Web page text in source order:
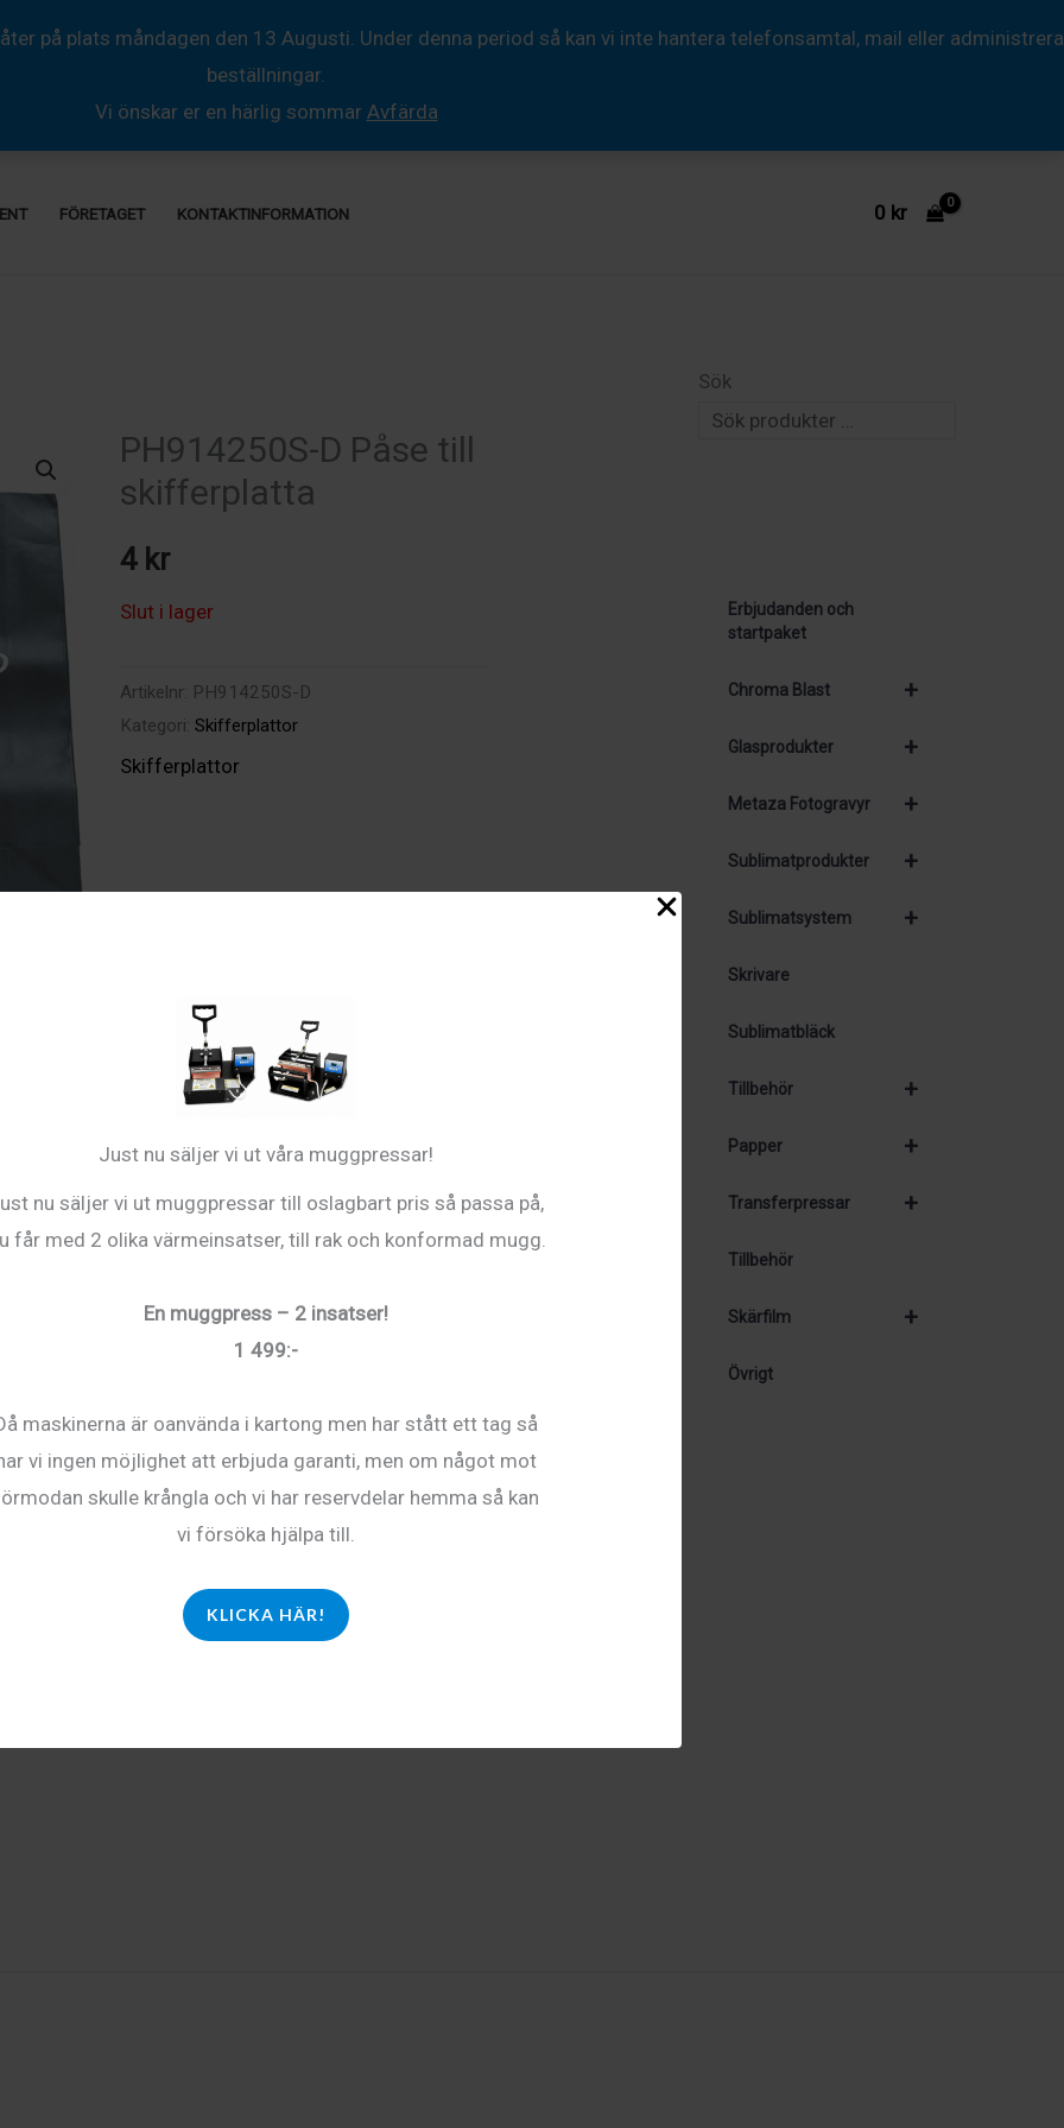
på plats måndagen den 13 Augusti. Under denna period så kan vi inte hantera telefonsamtal, mail eller administrera
beställningar.
Vi önskar er en härlig sommar Avfärda
Just nu säljer vi ut våra muggpressar!
nu säljer vi ut muggpressar till oslagbart pris så passa på,
får med 2 olika värmeinsatser, till rak och konformad mugg.
En muggpress – 2 insatser!
1 499:-
maskinerna är oanvända i kartong men har stått ett tag så
vi ingen möjlighet att erbjuda garanti, men om något mot
skulle krångla och vi har reservdelar hemma så kan
vi försöka hjälpa till.
KLICKA HÄR!
FÖRETAGET KONTAKTINFORMATION 0 kr
PH914250S-D Påse till
skifferplatta
4 kr
Slut i lager
Artikelnr: PH914250S-D
Kategori: Skifferplattor
Skifferplattor
Sök
Erbjudanden och
startpaket
+
Chroma Blast
+
Glasprodukter
+
Metaza Fotogravyr
+
Sublimatprodukter
+
Sublimatsystem
Skrivare
Sublimatbläck
+
Tillbehör
+
Papper
+
Transferpressar
Tillbehör
+
Skärfilm
Övrigt